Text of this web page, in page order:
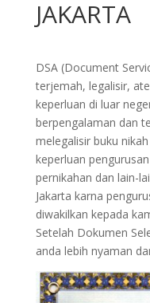
JAKARTA
DSA (Document
terjemah, legalisir,
keperluan di luar
berpengalaman dan
melegalisir buku
keperluan
pernikahan dan lain-
Jakarta karna
diwakilkan kepada
Setelah Dokumen
anda lebih nyaman